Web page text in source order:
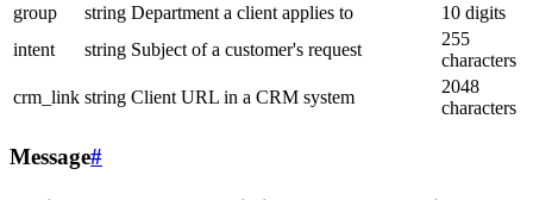
group
string Department a client applies to
10 digits
intent
string Subject of a customer's request
255
characters
crm_link string Client URL in a CRM system
2048
characters
Message#